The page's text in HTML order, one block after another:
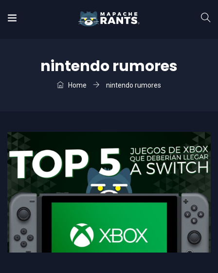
nintendo rumores
Home nintendo rumores